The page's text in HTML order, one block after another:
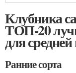
Клубника
ТОП-20
для
Ранние сорта